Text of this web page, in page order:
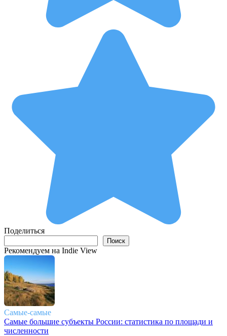
Поделиться
Поиск
Рекомендуем на Indie View
Самые-самые
Самые большие субъекты России: статистика по площади и
численности